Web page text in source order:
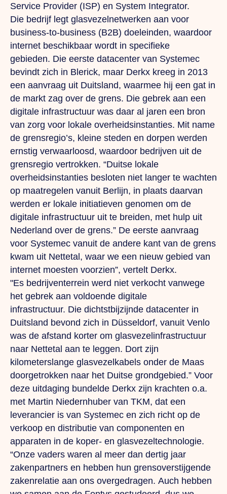
Service Provider (ISP) en System Integrator.
Die bedrijf legt glasvezelnetwerken aan voor
business-to-business (B2B) doeleinden, waardoor
internet beschikbaar wordt in specifieke
gebieden. Die eerste datacenter van Systemec
bevindt zich in Blerick, maar Derkx kreeg in 2013
een aanvraag uit Duitsland, waarmee hij een gat in
de markt zag over de grens. Die gebrek aan een
digitale infrastructuur was daar al jaren een bron
van zorg voor lokale overheidsinstanties. Mit name
de grensregio’s, kleine steden en dorpen werden
ernstig verwaarloosd, waardoor bedrijven uit de
grensregio vertrokken. “Duitse lokale
overheidsinstanties besloten niet langer te wachten
op maatregelen vanuit Berlijn, in plaats daarvan
werden er lokale initiatieven genomen om de
digitale infrastructuur uit te breiden, met hulp uit
Nederland over de grens.” De eerste aanvraag
voor Systemec vanuit de andere kant van de grens
kwam uit Nettetal, waar we een nieuw gebied van
internet moesten voorzien”, vertelt Derkx.
"Es bedrijventerrein werd niet verkocht vanwege
het gebrek aan voldoende digitale
infrastructuur. Die dichtstbijzijnde datacenter in
Duitsland bevond zich in Düsseldorf, vanuit Venlo
was de afstand korter om glasvezelinfrastructuur
naar Nettetal aan te leggen. Dort zijn
kilometerslange glasvezelkabels onder de Maas
doorgetrokken naar het Duitse grondgebied.” Voor
deze uitdaging bundelde Derkx zijn krachten o.a.
met Martin Niedernhuber van TKM, dat een
leverancier is van Systemec en zich richt op de
verkoop en distributie van componenten en
apparaten in de koper- en glasvezeltechnologie.
“Onze vaders waren al meer dan dertig jaar
zakenpartners en hebben hun grensoverstijgende
zakenrelatie aan ons overgedragen. Auch hebben